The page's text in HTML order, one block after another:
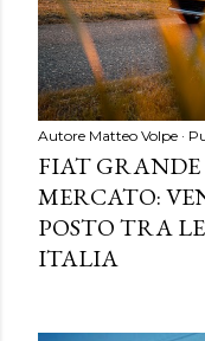
Autore Matteo Volpe
FIAT
MERCATO:
POSTO TRA
ITALIA